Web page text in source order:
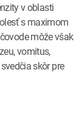
v oblasti
s maximom
môže však
vomitus,
skôr pre